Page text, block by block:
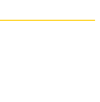
O 搭載 300 萬畫
大螢幕拍攝最理想的
放格式，以及
影片，同時提供 USB
擴充能力，讓您擁有
600MHz